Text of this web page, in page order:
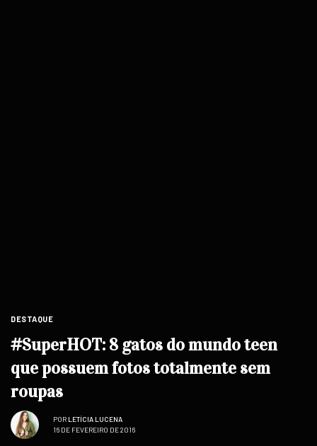
DESTAQUE
#SuperHOT: 8 gatos do mundo teen
que possuem fotos totalmente sem
roupas
POR LETÍCIA LUCENA
16 DE FEVEREIRO DE 2016